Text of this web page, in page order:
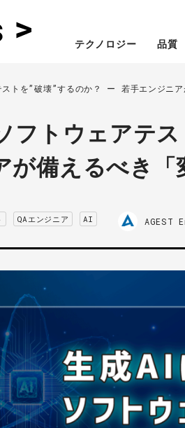
テクノロジー 品質
トを”破壊”するのか？ ー 若手エンジニア
フトウェアテ
が備えるべき「
QAエンジニア AI AGEST